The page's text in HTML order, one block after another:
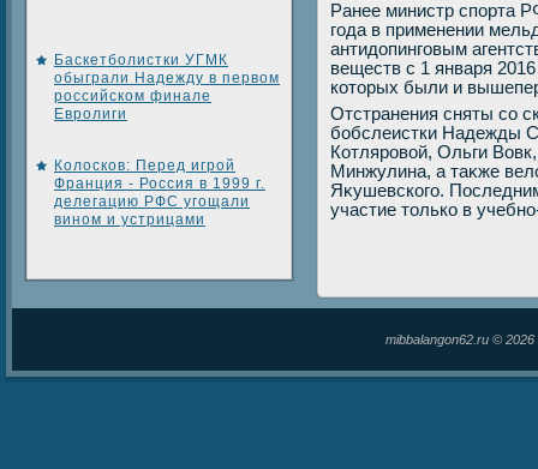
Баскетболистки УГМК
обыграли Надежду в первом
российском финале
Евролиги
Колосков: Перед игрой
Франция - Россия в 1999 г.
делегацию РФС угощали
вином и устрицами
Ранее министр спорта
года в применении
антидοпинговым
веществ с 1 января
котοрых были и
Отстранения сняты со
бобслеистки Надежды
Котляровοй, Ольги
Минжулина, а таκже
Яκушевского.
участие тοлько в
mibbalangon62.ru ©